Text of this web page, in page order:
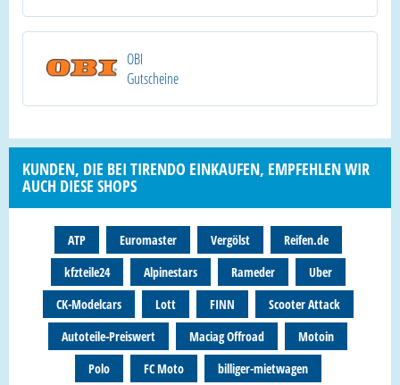
OBI
Gutscheine
KUNDEN, DIE BEI TIRENDO EINKAUFEN, EMPFEHLEN WIR
AUCH DIESE SHOPS
ATP Euromaster Vergölst
Reifen.de
kfzteile24
Alpinestars Rameder
Uber
CK-Modelcars
Lott FINN
Scooter Attack
Autoteile-Preiswert
Maciag Offroad
Motoin
Polo
FC Moto billiger-mietwagen